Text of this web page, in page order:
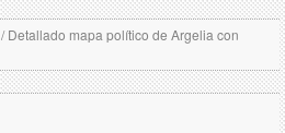
/Detallado mapa político de Argelia con